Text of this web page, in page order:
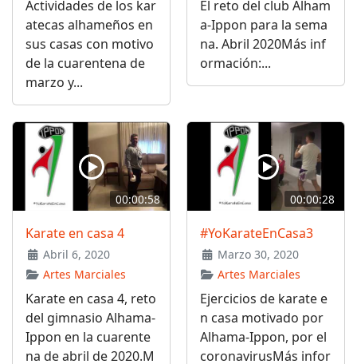
Actividades de los kar
atecas alhameños en
sus casas con motivo
de la cuarentena de
marzo y...
El reto del club Alham
a-Ippon para la sema
na. Abril 2020Más inf
ormación:...
00:00:58
Karate en casa 4
Abril 6, 2020
Artes Marciales
Karate en casa 4, reto
del gimnasio Alhama-
Ippon en la cuarente
na de abril de 2020.M
00:00:28
#YoKarateEnCasa3
Marzo 30, 2020
Artes Marciales
Ejercicios de karate e
n casa motivado por
Alhama-Ippon, por el
coronavirusMás infor